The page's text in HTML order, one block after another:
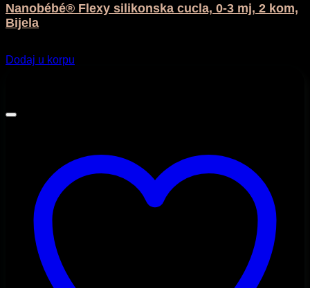
Nanobébé® Flexy silikonska cucla, 0-3 mj, 2 kom,
Bijela
Dodaj u korpu